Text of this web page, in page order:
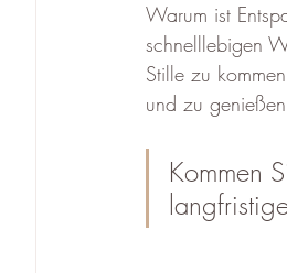
Warum ist
schnelllebigen
Stille zu
und zu
Kommen